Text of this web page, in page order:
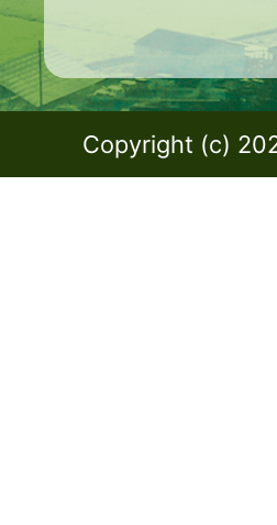
Copyright (c)